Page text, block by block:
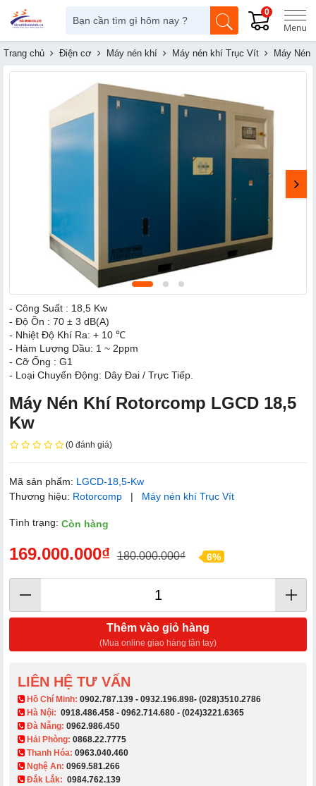
0
Trang chủ Điện cơ Máy nén khí Máy nén khí Trục Vít Máy Nén
- Công Suất : 18,5 Kw
- Độ Ồn : 70 ± 3 dB(A)
- Nhiệt Độ Khí Ra: + 10 ℃
- Hàm Lượng Dầu: 1 ~ 2ppm
- Cỡ Ống : G1
- Loại Chuyển Động: Dây Đai / Trực Tiếp.
Máy Nén Khí Rotorcomp LGCD 18,5
Kw
(0 đánh giá)
Mã sản phẩm: LGCD-18,5-Kw
Thương hiệu: Rotorcomp | Máy nén khí Trục Vít
Tình trạng: Còn hàng
169.000.000₫ 180.000.000₫ 6%
Thêm vào giỏ hàng
(Mua online giao hàng tận tay)
LIÊN HỆ TƯ VẤN
​ Hồ Chí Minh: 0902.787.139 - 0932.196.898- (028)3510.2786
Hà Nội: 0918.486.458 - 0962.714.680 - (024)3221.6365
Đà Nẵng: 0962.986.450
Hải Phòng: 0868.22.7775
Thanh Hóa: 0963.040.460
Nghệ An: 0969.581.266
Đắk Lắk: 0984.762.139